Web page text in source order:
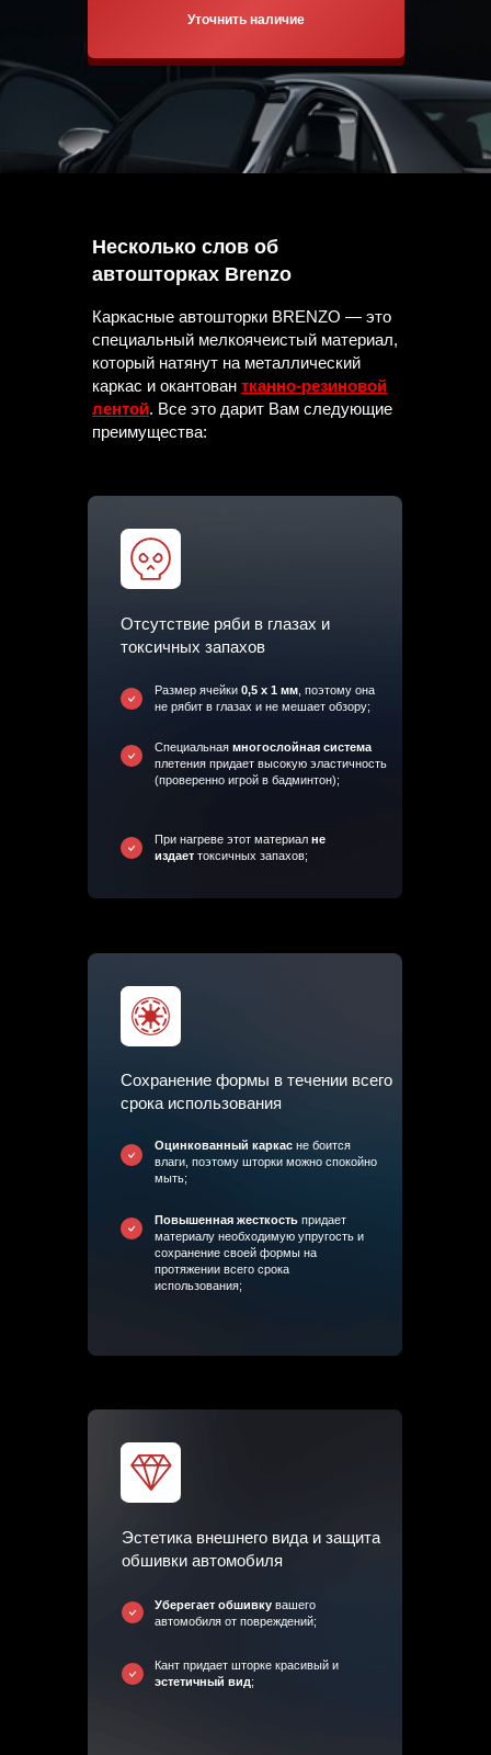
Уточнить наличие
Размер ячейки 0,5 х 1 мм , поэтому она
не рябит в глазах и не мешает обзору;
Специальная многослойная система
плетения придает высокую эластичность
(проверенно игрой в бадминтон);
При нагреве этот материал не
издает токсичных запахов;
Оцинкованный каркас не боится
влаги, поэтому шторки можно спокойно
мыть;
Повышенная жесткость придает
материалу необходимую упругость и
сохранение своей формы на
протяжении всего срока
использования;
Отсутствие ряби в глазах и
токсичных запахов
Сохранение формы в течении всего
срока использования
Каркасные автошторки BRENZO — это
специальный мелкоячеистый материал,
который натянут на металлический
каркас и окантован тканно-резиновой
лентой. Все это дарит Вам следующие
преимущества:
Кант придает шторке красивый и
эстетичный вид;
Уберегает обшивку вашего
автомобиля от повреждений;
Эстетика внешнего вида и защита
обшивки автомобиля
Несколько слов об
автошторках Brenzo